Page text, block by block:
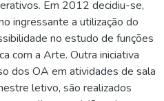
Em 2012 decidiu-se,
ingressante a utilização do
no estudo de funções
com a Arte. Outra iniciativa
dos OA em atividades de sala
letivo, são realizados